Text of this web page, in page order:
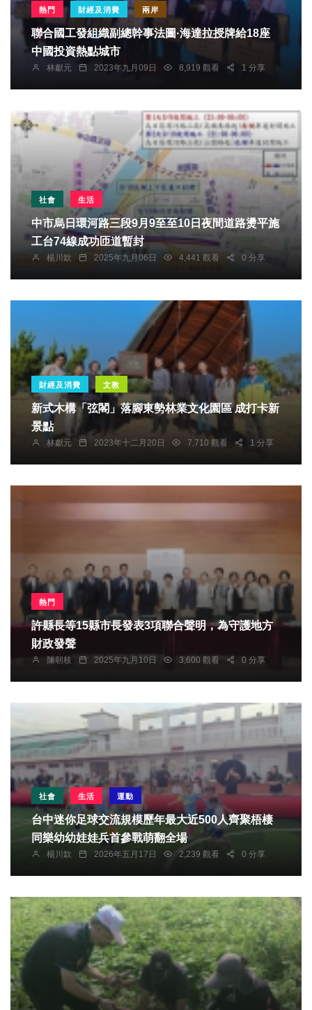
熱門 財經及消費 兩岸
聯合國工發組織副總幹事法圖·海達拉授牌給18座
中國投資熱點城市
林獻元 2023年九月09日 8,919 觀看 1 分享
社會 生活
中市烏日環河路三段9月9至至10日夜間道路燙平施
工台74線成功匝道暫封
楊川欽 2025年九月06日 4,441 觀看 0 分享
財經及消費 文教
新式木構「弦閣」落腳東勢林業文化園區 成打卡新
景點
林獻元 2023年十二月20日 7,710 觀看 1 分享
熱門
許縣長等15縣市長發表3項聯合聲明，為守護地方
財政發聲
陳朝枝 2025年九月10日 3,600 觀看 0 分享
社會 生活 運動
台中迷你足球交流規模歷年最大近500人齊聚梧棲
同樂幼幼娃娃兵首參戰萌翻全場
楊川欽 2026年五月17日 2,239 觀看 0 分享